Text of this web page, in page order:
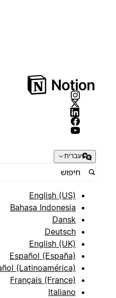
עברית
English (US)
Bahasa Indonesia
Dansk
Deutsch
English (UK)
Español (España)
Español (Latinoamérica)
Français (France)
Italiano